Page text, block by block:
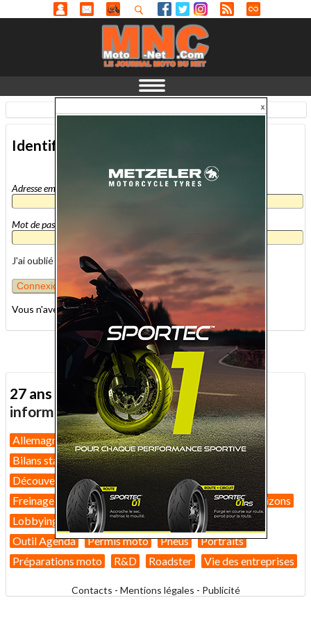
Identification
Adresse email
Mot de passe
J'ai oublié mon mot de passe
Vous n'avez pas encore de compte MNC ?inscrivez-vous
27 ans d'actualité moto :toutes nos
informations depuis 1999 !
Allemagne Assurance moto
Bilans marché 2026
Bilans statistiques
Casques
Dans Le Rétro
Découverte
Equipement pilote
Fiches techniques
Freinage
GT Guides pratiques High-tech
Horizons
Lobbying
Nouveautés 2026
Nouveautés 2027
Outil Agenda
Permis moto Pneus
Portraits
Préparations moto
R&D Roadster Vie des entreprises
Contacts - Mentions légales - Publicité